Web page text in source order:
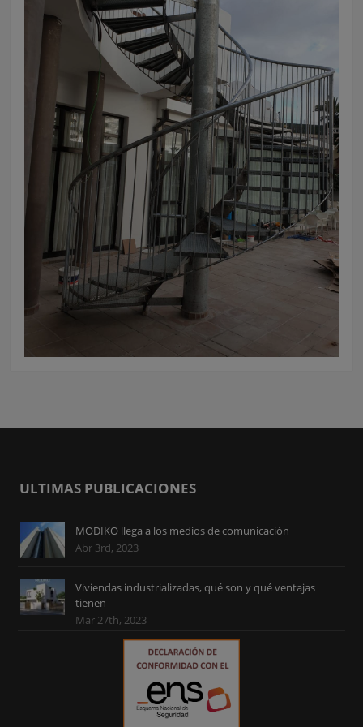
ULTIMAS PUBLICACIONES
MODIKO llega a los medios de comunicación
Abr 3rd, 2023
Viviendas industrializadas, qué son y qué ventajas
tienen
Mar 27th, 2023